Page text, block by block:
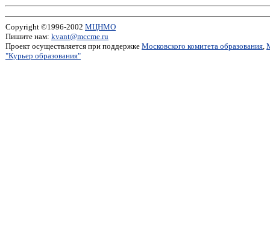
Copyright ©1996-2002 МЦНМО
Пишите нам: kvant@mccme.ru
Проект осуществляется при поддержке Московского комитета образования,
"Курьер образования"